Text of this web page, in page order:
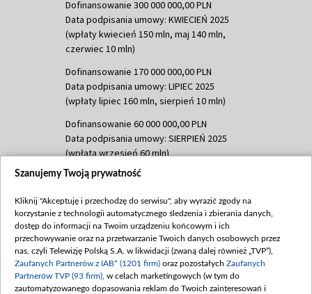
Dofinansowanie 300 000 000,00 PLN
Data podpisania umowy: KWIECIEŃ 2025
(wpłaty kwiecień 150 mln, maj 140 mln,
czerwiec 10 mln)
Dofinansowanie 170 000 000,00 PLN
Data podpisania umowy: LIPIEC 2025
(wpłaty lipiec 160 mln, sierpień 10 mln)
Dofinansowanie 60 000 000,00 PLN
Data podpisania umowy: SIERPIEŃ 2025
(wpłata wrzesień 60 mln)
Dofinansowanie 635 783 051,21 PLN
(wpłata wrzesień 100 mln, październik 350
mln, listopad 265 mln)
Dofinansowanie 48 862 000,00 PLN
Data podpisania umowy: GRUDZIEŃ 2025
(wpłata grudzień 60,548 mln)
Szanujemy Twoją prywatność
Kliknij "Akceptuję i przechodzę do serwisu", aby wyrazić zgody na
korzystanie z technologii automatycznego śledzenia i zbierania danych,
dostęp do informacji na Twoim urządzeniu końcowym i ich
przechowywanie oraz na przetwarzanie Twoich danych osobowych przez
nas, czyli Telewizję Polską S.A. w likwidacji (zwaną dalej również „TVP”),
Zaufanych Partnerów z IAB* (1201 firm) oraz pozostałych Zaufanych
Partnerów TVP (93 firm) , w celach marketingowych (w tym do
zautomatyzowanego dopasowania reklam do Twoich zainteresowań i